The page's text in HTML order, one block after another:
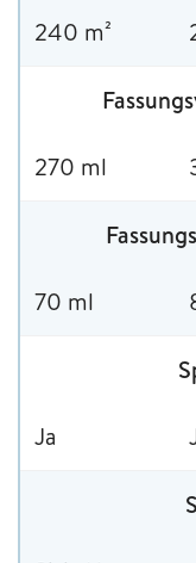
240 m²
270 ml
70 ml
Ja